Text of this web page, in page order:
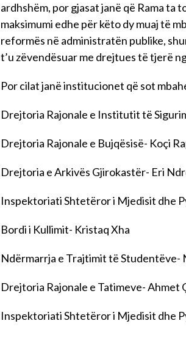
ardhshëm, por gjasat janë që Rama ta
maksimumi edhe për këto dy muaj të
reformës në administratën publike,
t’u zëvendësuar me drejtues të tjerë
Por cilat janë institucionet që sot
Drejtoria Rajonale e Institutit të
Drejtoria Rajonale e Bujqësisë- Koçi
Drejtoria e Arkivës Gjirokastër- Eri
Inspektoriati Shtetëror i Mjedisit dhe
Bordi i Kullimit- Kristaq Xha
Ndërmarrja e Trajtimit të Studentëve-
Drejtoria Rajonale e Tatimeve- Ahmet
Inspektoriati Shtetëror i Mjedisit dhe